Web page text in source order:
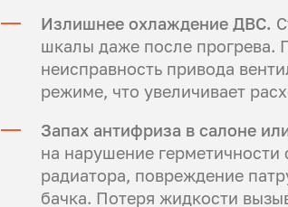
Излишнее охлаждение ДВС.
шкалы даже после прогрева.
неисправность привода
режиме, что увеличивает
Запах антифриза в салоне
на нарушение
радиатора, повреждение
бачка. Потеря жидкости